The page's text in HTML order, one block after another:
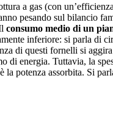
a gas (con
pesando sul bilancio
consumo medio di un
inferiore: si parla di
di questi fornelli si
di energia. Tuttavia, la
la potenza assorbita. Si